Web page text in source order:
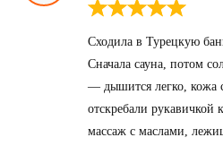
Сходила в Турецкую
Сначала сауна, потом
— дышится легко, кожа
отскребали
массаж с маслами,